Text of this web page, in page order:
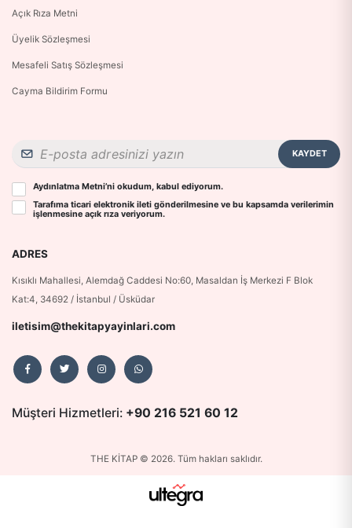
Açık Rıza Metni
Üyelik Sözleşmesi
Mesafeli Satış Sözleşmesi
Cayma Bildirim Formu
KAYDET
Aydınlatma Metni’ni okudum, kabul ediyorum.
Tarafıma ticari elektronik ileti gönderilmesine ve bu kapsamda verilerimin
işlenmesine açık rıza veriyorum.
ADRES
Kısıklı Mahallesi, Alemdağ Caddesi No:60, Masaldan İş Merkezi F Blok
Kat:4, 34692 / İstanbul / Üsküdar
iletisim@thekitapyayinlari.com
Müşteri Hizmetleri: +90 216 521 60 12
THE KİTAP © 2026. Tüm hakları saklıdır.